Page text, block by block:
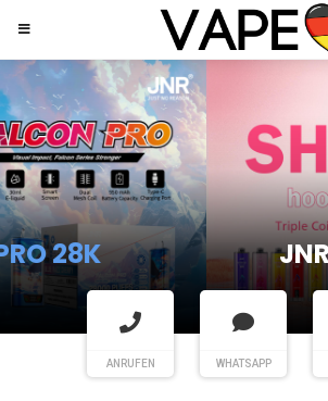
JNRSHISHA
ANRUFEN WHATSAPP